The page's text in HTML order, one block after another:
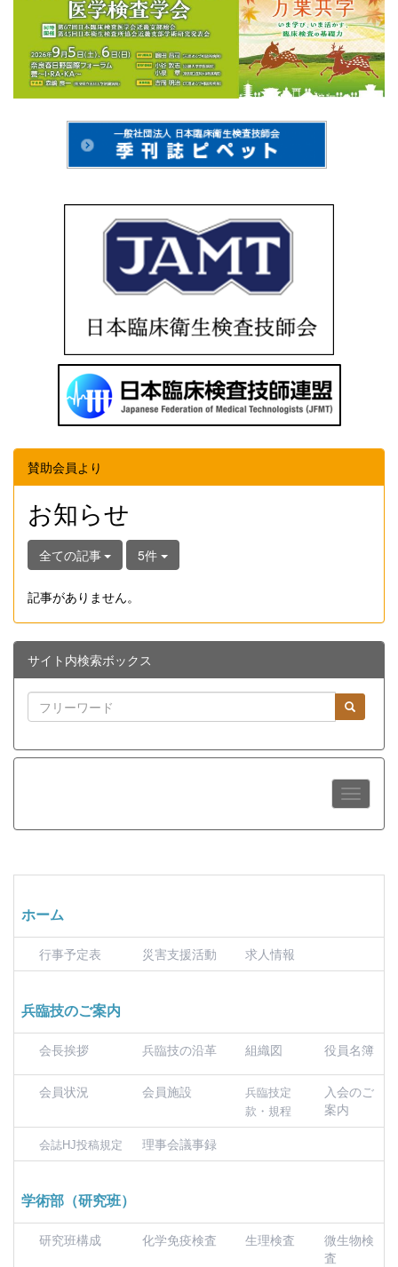
賛助会員より
お知らせ
全ての記事 5件
記事がありません。
サイト内検索ボックス
ホーム
行事予定表 災害支援活動 求人情報
兵臨技のご案内
会長挨拶 兵臨技の沿革 組織図 役員名簿
会員状況 会員施設
兵臨技定
款・規程
入会のご
案内
会誌HJ投稿規定 理事会議事録
学術部（研究班）
研究班構成 化学免疫検査 生理検査
微生物検
査